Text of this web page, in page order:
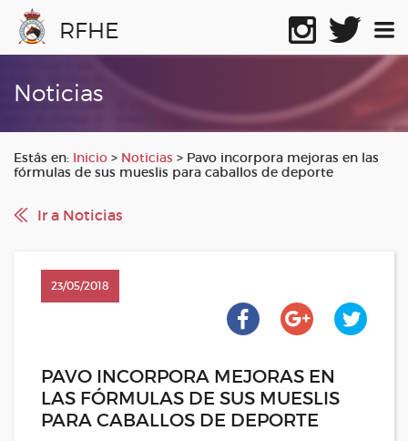
RFHE
Noticias
Estás en: Inicio > Noticias > Pavo incorpora mejoras en las
fórmulas de sus mueslis para caballos de deporte
Ir a Noticias
23/05/2018
PAVO INCORPORA MEJORAS EN
LAS FÓRMULAS DE SUS MUESLIS
PARA CABALLOS DE DEPORTE